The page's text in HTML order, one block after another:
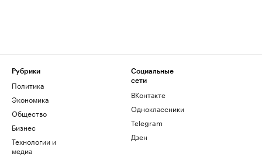
Рубрики
Политика
Экономика
Общество
Бизнес
Технологии и
медиа
Социальные
сети
ВКонтакте
Одноклассники
Telegram
Дзен